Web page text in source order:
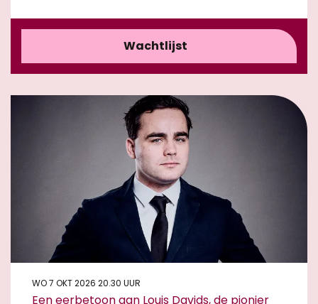
Wachtlijst
Een eerbetoon aan Louis Davids, de pionier
WO 7 OKT 2026 20.30 UUR